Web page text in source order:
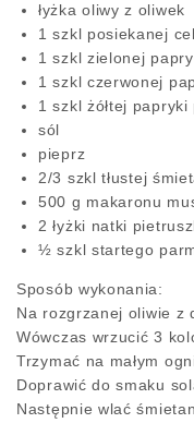
łyżka oliwy z oliwek
1 szkl posiekanej
1 szkl zielonej
1 szkl czerwonej
1 szkl żółtej
sól
pieprz
2/3 szkl tłustej
500 g makaronu
2 łyżki natki
½ szkl startego
Sposób wykonania:
Na rozgrzanej oliwie z
Wówczas wrzucić 3
Trzymać na małym
Doprawić do smaku
Następnie wlać